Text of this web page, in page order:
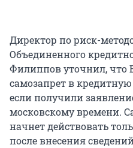
Директор по риск-
Объединенного
Филиппов уточнил,
самозапрет в
если получили
московскому времени.
начнет действовать
после внесения